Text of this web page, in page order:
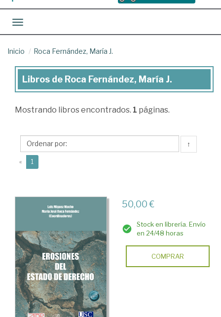
Toggle navigation
Inicio Roca Fernández, María J.
Libros
Roca
María
J.
Libros de Roca Fernández, María J.
Mostrando libros encontrados. 1 páginas.
↑
« 1
50,00 €
Stock en librería. Envío
en 24/48 horas
COMPRAR